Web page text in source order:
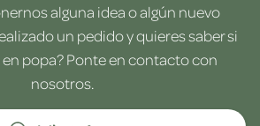
alguna idea o algún nuevo
un pedido y quieres saber si
popa? Ponte en contacto con
nosotros.